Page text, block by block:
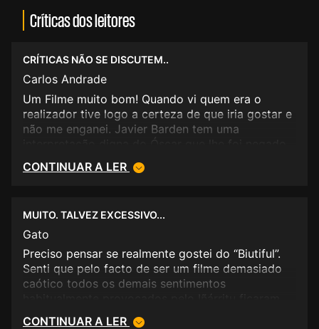
Críticas dos leitores
CRÍTICAS NÃO SE DISCUTEM..
Carlos Andrade
Um Filme muito bom! Quando vi quem era o
realizador tive logo a certeza de que iria gostar e
não me enganei. Javier Barden tem uma
interpretação digna do Óscar que lhe foi negado.
saber (pois compreender compreendo..) quais os
ser motivo para despedimento com justa causa..
CONTINUAR A LER
MUITO. TALVEZ EXCESSIVO...
Gato
Preciso pensar se realmente gostei do “Biutiful”.
Senti que pelo facto de ser um filme demasiado
caótico todos os demais sentimentos
ofuscados, havendo apenas lugar para uma
CONTINUAR A LER